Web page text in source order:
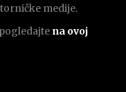
medije.
na ovoj